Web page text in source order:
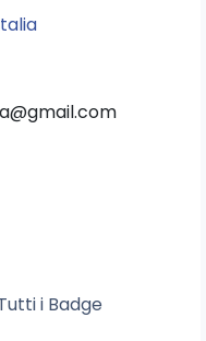
i Badge